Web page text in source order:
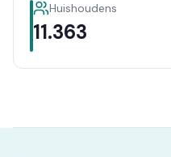
Huishoudens
11.363